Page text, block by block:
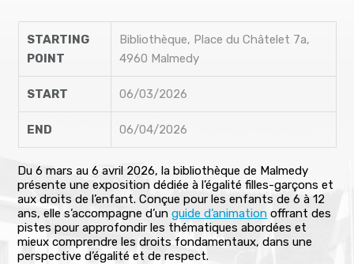
STARTING
POINT
Bibliothèque, Place du Châtelet 7a,
4960 Malmedy
START 06/03/2026
END 06/04/2026
Du 6 mars au 6 avril 2026, la bibliothèque de Malmedy
présente une exposition dédiée à l’égalité filles-garçons et
aux droits de l’enfant. Conçue pour les enfants de 6 à 12
ans, elle s’accompagne d’unguide d’animation offrant des
pistes pour approfondir les thématiques abordées et
mieux comprendre les droits fondamentaux, dans une
perspective d’égalité et de respect.